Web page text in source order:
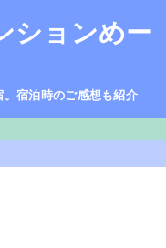
ションめー
宿泊時のご感想も紹介